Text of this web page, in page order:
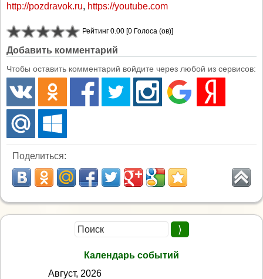
http://pozdravok.ru, https://youtube.com
Рейтинг 0.00 [0 Голоса (ов)]
Добавить комментарий
Чтобы оставить комментарий войдите через любой из сервисов:
Поделиться:
Календарь событий
Август, 2026